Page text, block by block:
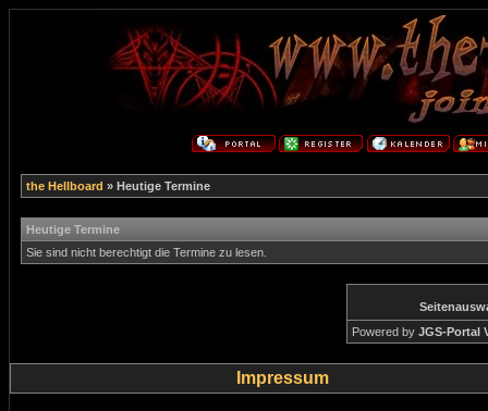
the Hellboard » Heutige Termine
Heutige Termine
Sie sind nicht berechtigt die Termine zu lesen.
Powered by JGS-Portal
Impressum